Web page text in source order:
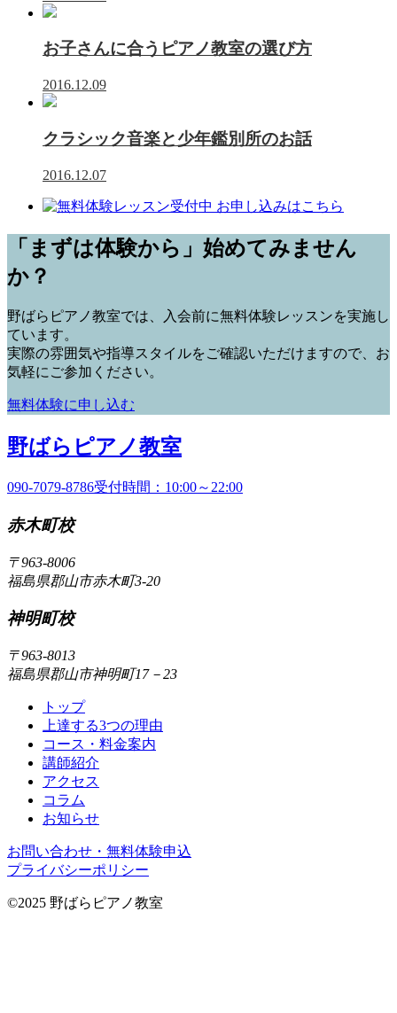
お子さんに合うピアノ教室の選び方
2016.12.09
クラシック音楽と少年鑑別所のお話
2016.12.07
「まずは体験から」始めてみません
か？
野ばらピアノ教室では、入会前に無料体験レッスンを実施し
ています。
実際の雰囲気や指導スタイルをご確認いただけますので、お
気軽にご参加ください。
無料体験に申し込む
野
ピ
ア
ノ
教
室
野ばらピアノ教室
090-7079-8786受付時間：10:00～22:00
赤木町校
〒963-8006
福島県郡山市赤木町3-20
神明町校
〒963-8013
福島県郡山市神明町17－23
トップ
上達する3つの理由
コース・料金案内
講師紹介
アクセス
コラム
お知らせ
お問い合わせ・無料体験申込
プライバシーポリシー
©2025 野ばらピアノ教室